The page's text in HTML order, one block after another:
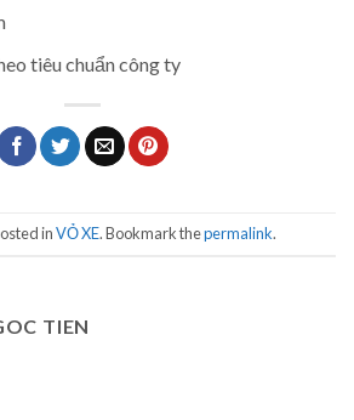
tiêu chuẩn công ty
inVỎ XE. Bookmark thepermalink.
TIEN